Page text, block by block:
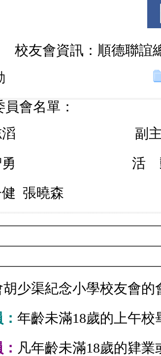
校友會資訊： 順德聯誼
會名單：
滔
副
活
張曉森
少渠紀念小學校友會的
年齡未滿18歲的上午校
凡年齡未滿18歲的肄業